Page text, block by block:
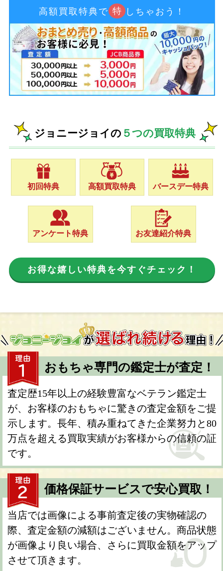
高額買取特典で 特 しちゃおう！
ジョニージョイの ５つの買取特典
初回特典 高額買取特典 バースデー特典
アンケート特典 お友達紹介特典
お得な嬉しい特典を今すぐチェック！
おもちゃ専門の鑑定士が査定！
査定歴15年以上の経験豊富なベテラン鑑定士
が、お客様のおもちゃに驚きの査定金額をご提
示します。長年、積み重ねてきた企業努力と80
万点を超える買取実績がお客様からの信頼の証
です。
価格保証サービスで安心買取！
当店では画像による事前査定後の実物確認の
際、査定金額の減額はございません。商品状態
が画像より良い場合、さらに買取金額をアップ
させて頂きます。